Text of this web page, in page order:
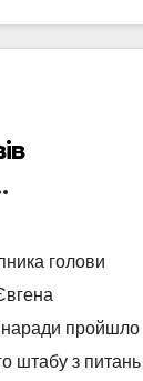
голови
наради пройшло
штабу з питань